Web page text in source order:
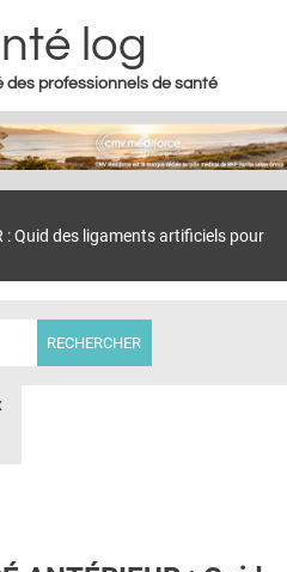
navigation
log
des professionnels de santé
: Quid des ligaments artificiels pour